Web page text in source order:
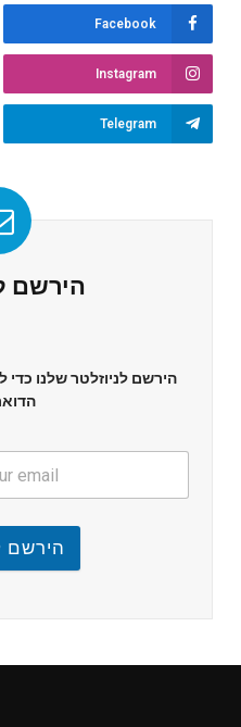
Facebook
Instagram
Telegram
הירשם
הירשם לניוזלטר שלנו כדי
הירשם